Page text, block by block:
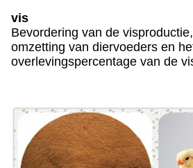
vis
Bevordering van de
omzetting van diervoeders en
overlevingspercentage van de